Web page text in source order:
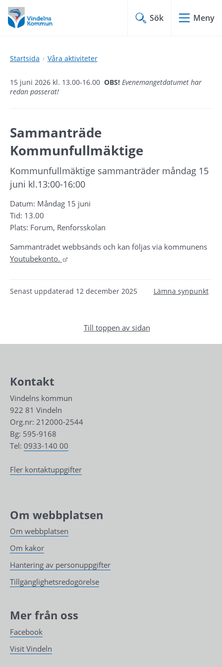
Hoppa
till
innehåll
Hoppa
till
undermeny
Sök Meny
Startsida Våra aktiviteter
15 juni 2026 kl. 13.00-16.00 OBS! Evenemangetdatumet har
redan passerat!
Sammanträde
Kommunfullmäktige
Kommunfullmäktige sammanträder måndag 15
juni kl.13:00-16:00
Datum: Måndag 15 juni
Tid: 13.00
Plats: Forum, Renforsskolan
Youtubekonto.
Senast uppdaterad 12 december 2025 Lämna synpunkt
Till toppen av sidan
Kontakt
Vindelns kommun
922 81 Vindeln
Org.nr: 212000-2544
Bg: 595-9168
Tel: 0933-140 00
Fler kontaktuppgifter
Om webbplatsen
Om webbplatsen
Om kakor
Hantering av personuppgifter
Tillgänglighetsredogörelse
Mer från oss
Facebook
Visit Vindeln